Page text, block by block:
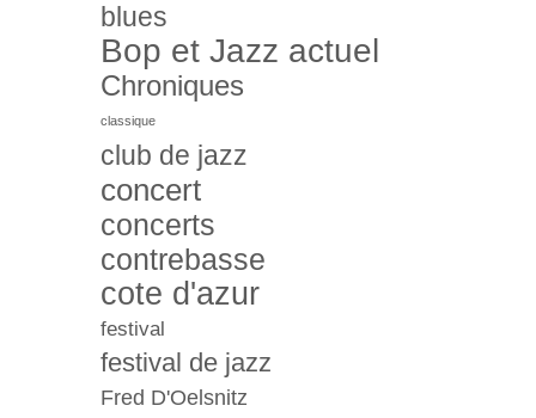
blues
Bop et Jazz actuel
Chroniques
classique
club de jazz
concert
concerts
contrebasse
cote d'azur
festival
festival de jazz
Fred D'Oelsnitz